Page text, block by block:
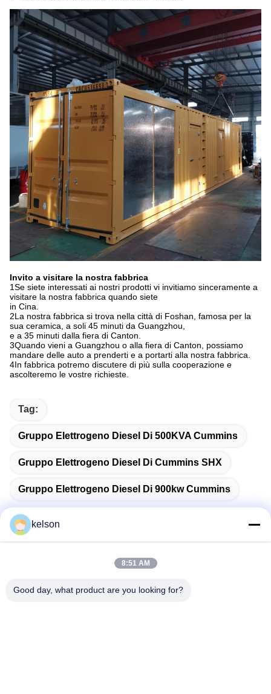
Invito a visitare la nostra fabbrica
1Se siete interessati ai nostri prodotti vi invitiamo sinceramente a
visitare la nostra fabbrica quando siete
in Cina.
2La nostra fabbrica si trova nella città di Foshan, famosa per la
sua ceramica, a soli 45 minuti da Guangzhou,
e a 35 minuti dalla fiera di Canton.
3Quando vieni a Guangzhou o alla fiera di Canton, possiamo
mandare delle auto a prenderti e a portarti alla nostra fabbrica.
4In fabbrica potremo discutere di più sulla cooperazione e
ascolteremo le vostre richieste.
Tag:
Gruppo Elettrogeno Diesel Di 500KVA Cummins
Gruppo Elettrogeno Diesel Di Cummins SHX
Gruppo Elettrogeno Diesel Di 900kw Cummins
Indirizzo
kelson
8:51 AM
Good day, what product are you looking for?